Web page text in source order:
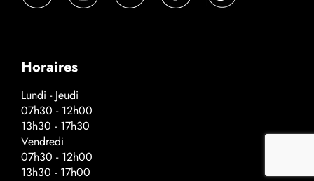
Horaires
Lundi - Jeudi
07h30 - 12h00
13h30 - 17h30
Vendredi
07h30 - 12h00
13h30 - 17h00